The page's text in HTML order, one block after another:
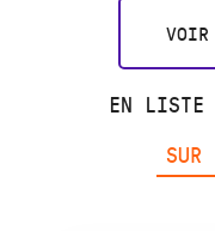
VOIR
EN LISTE
SUR